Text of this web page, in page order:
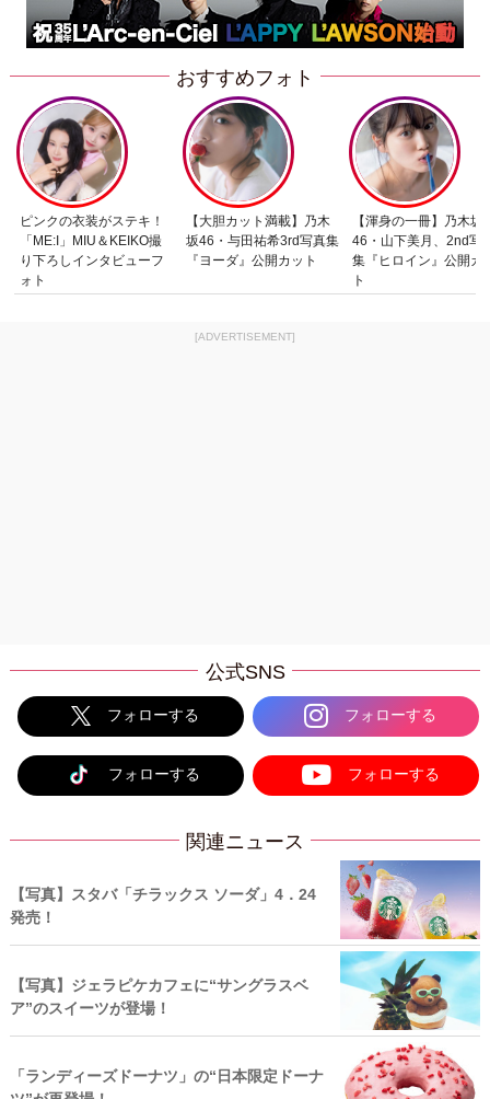
おすすめフォト
ピンクの衣装がステキ！
「ME:I」MIU＆KEIKO撮
り下ろしインタビューフ
ォト
【大胆カット満載】乃木
坂46・与田祐希3rd写真集
『ヨーダ』公開カット
【渾身の一冊】乃木坂
46・山下美月、2nd写
集『ヒロイン』公開カ
ト
[ADVERTISEMENT]
公式SNS
フォローする フォローする
フォローする フォローする
関連ニュース
【写真】スタバ「チラックス ソーダ」4．24
発売！
【写真】ジェラピケカフェに“サングラスベ
ア”のスイーツが登場！
「ランディーズドーナツ」の“日本限定ドーナ